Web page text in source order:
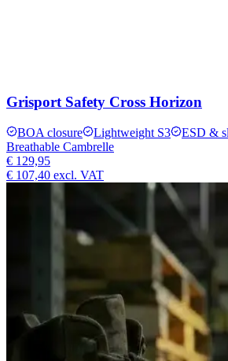
Grisport Safety Cross Horizon
BOA closure Lightweight S3
ESD &
Breathable Cambrelle
€ 129,95
€ 107,40 excl. VAT